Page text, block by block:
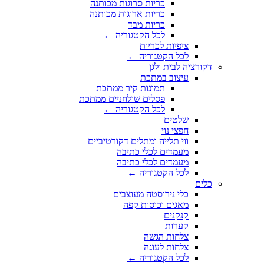
כריות סרוגות מכותנה
כריות ארוגות מכותנה
כריות מבד
לכל הקטגוריה ←
ציפיות לכריות
לכל הקטגוריה ←
דקורציה לבית ולגן
עיצוב במתכת
תמונות קיר ממתכת
פסלים שולחניים ממתכת
לכל הקטגוריה ←
שלטים
חפצי נוי
ווי תלייה ומתלים דקורטיביים
מעמדים לכלי כתיבה
מעמדים לכלי כתיבה
לכל הקטגוריה ←
כלים
כלי נירוסטה מעוצבים
מאגים וכוסות קפה
קנקנים
קערות
צלחות הגשה
צלחות לעוגה
לכל הקטגוריה ←